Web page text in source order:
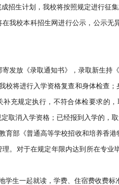
招生计划，我校将按照规定进行征
我校本科招生网进行公示，公示
发放《录取通知书》，录取新生持
校将进行入学资格复查和身体检查
补充规定执行，不符合体检要求的
取消入学资格；已经报到入学的，取
育部《普通高等学校招收和培养香
。对于在规定年限内达到所在专
学生一起就读，学费、住宿费收费标